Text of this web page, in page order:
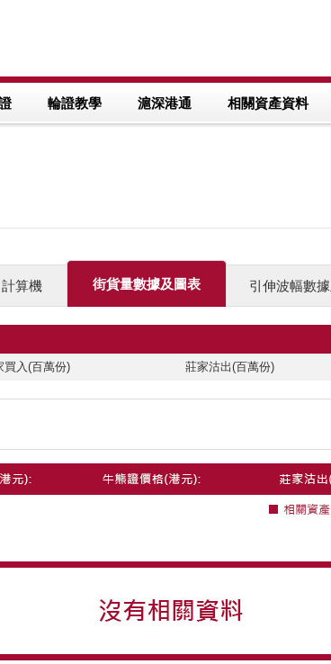
輪證教學 滬深港通 相關資產資料
計算機 街貨量數據及圖表 引伸波幅數
買入(百萬份) 莊家沽出(百萬份)